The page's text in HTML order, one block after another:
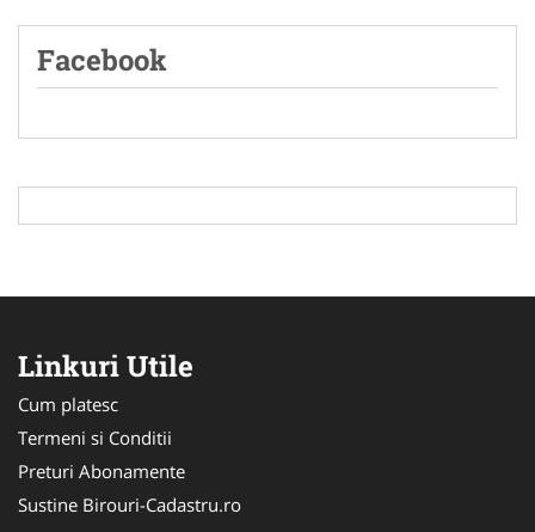
Facebook
Linkuri Utile
Cum platesc
Termeni si Conditii
Preturi Abonamente
Sustine Birouri-Cadastru.ro